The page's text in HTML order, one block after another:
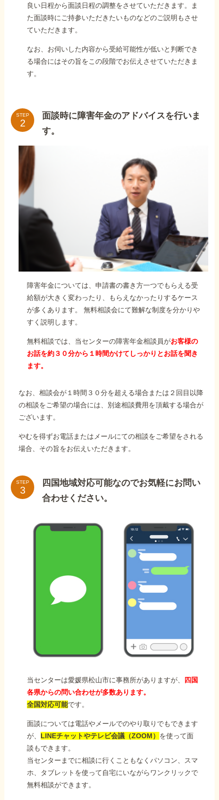
良い日程から面談日程の調整をさせていただきます。ま
た面談時にご持参いただきたいものなどのご説明もさせ
ていただきます。
なお、お伺いした内容から受給可能性が低いと判断でき
る場合にはその旨をこの段階でお伝えさせていただきま
す。
STEP
面談時に障害年金のアドバイスを行いま
す。
障害年金については、申請書の書き方一つでもらえる受
給額が大きく変わったり、もらえなかったりするケース
が多くあります。 無料相談会にて難解な制度を分かりや
すく説明します。
無料相談では、当センターの障害年金相談員がお客様の
お話を約３０分から１時間かけてしっかりとお話を聞き
ます。
なお、相談会が１時間３０分を超える場合または２回目以降
の相談をご希望の場合には、別途相談費用を頂戴する場合が
ございます。
やむを得ずお電話またはメールにての相談をご希望をされる
場合、その旨をお伝えいただきます。
STEP
四国地域対応可能なのでお気軽にお問い
合わせください。
当センターは愛媛県松山市に事務所がありますが、
四国
各県からの問い合わせが多数あります。
全国対応可能です。
面談については電話やメールでのやり取りでもできます
が、 LINEチャットやテレビ会議（ZOOM） を使って面
談もできます。
当センターまでに相談に行くこともなくパソコン、スマ
ホ、タブレットを使って自宅にいながらワンクリックで
無料相談ができます。